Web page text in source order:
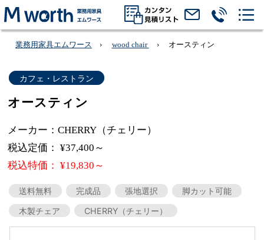
業務用家具エムワース wood chair オースティン
カフェ・レストラン
オースティン
メーカー：CHERRY（チェリー）
税込定価： ¥37,400～
税込特価： ¥19,830～
送料無料 完成品 張地選択
脚カット可能
木製チェア
CHERRY（チェリー）